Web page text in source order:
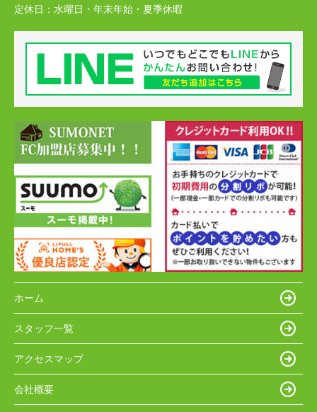
定休日： 水曜日・年末年始・夏季休暇
ホーム
スタッフ一覧
アクセスマップ
会社概要